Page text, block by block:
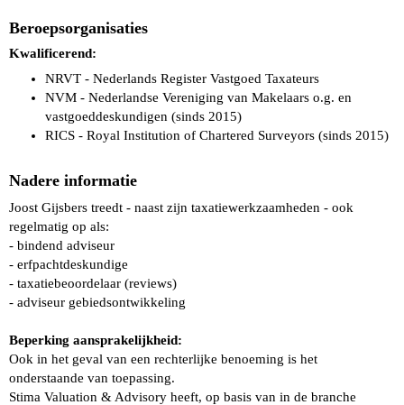
Beroepsorganisaties
Kwalificerend:
NRVT - Nederlands Register Vastgoed Taxateurs
NVM - Nederlandse Vereniging van Makelaars o.g. en
vastgoeddeskundigen (sinds 2015)
RICS - Royal Institution of Chartered Surveyors (sinds 2015)
Nadere informatie
Joost Gijsbers treedt - naast zijn taxatiewerkzaamheden - ook
regelmatig op als:
- bindend adviseur
- erfpachtdeskundige
- taxatiebeoordelaar (reviews)
- adviseur gebiedsontwikkeling
Beperking aansprakelijkheid:
Ook in het geval van een rechterlijke benoeming is het
onderstaande van toepassing.
Stima Valuation & Advisory heeft, op basis van in de branche